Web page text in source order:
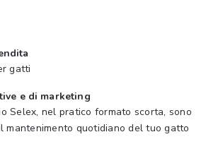
gatti
e di marketing
Selex, nel pratico formato scorta, sono
mantenimento quotidiano del tuo gatto